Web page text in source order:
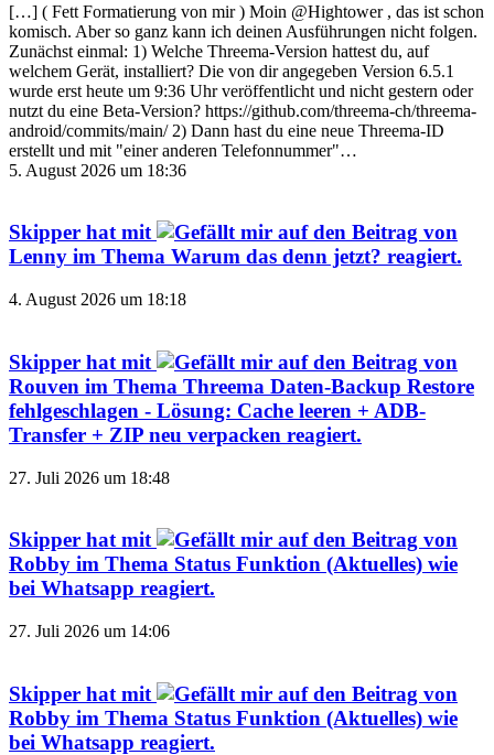
[…] ( Fett Formatierung von mir ) Moin @Hightower , das ist schon
komisch. Aber so ganz kann ich deinen Ausführungen nicht folgen.
Zunächst einmal: 1) Welche Threema-Version hattest du, auf
welchem Gerät, installiert? Die von dir angegeben Version 6.5.1
wurde erst heute um 9:36 Uhr veröffentlicht und nicht gestern oder
nutzt du eine Beta-Version? https://github.com/threema-ch/threema-
android/commits/main/ 2) Dann hast du eine neue Threema-ID
erstellt und mit "einer anderen Telefonnummer"…
5. August 2026 um 18:36
Skipper hat mit
auf den Beitrag von
Lenny im Thema Warum das denn jetzt? reagiert.
4. August 2026 um 18:18
Skipper hat mit
auf den Beitrag von
Rouven im Thema Threema Daten-Backup Restore
fehlgeschlagen - Lösung: Cache leeren + ADB-
Transfer + ZIP neu verpacken reagiert.
27. Juli 2026 um 18:48
Skipper hat mit
auf den Beitrag von
Robby im Thema Status Funktion (Aktuelles) wie
bei Whatsapp reagiert.
27. Juli 2026 um 14:06
Skipper hat mit
auf den Beitrag von
Robby im Thema Status Funktion (Aktuelles) wie
bei Whatsapp reagiert.